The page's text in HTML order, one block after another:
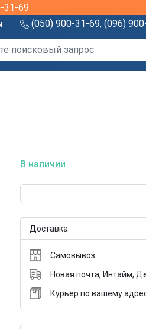
31-69
(050) 900-31-69, (096)
В наличии
Доставка
Самовывоз
Новая почта, Интайм,
Курьер по вашему